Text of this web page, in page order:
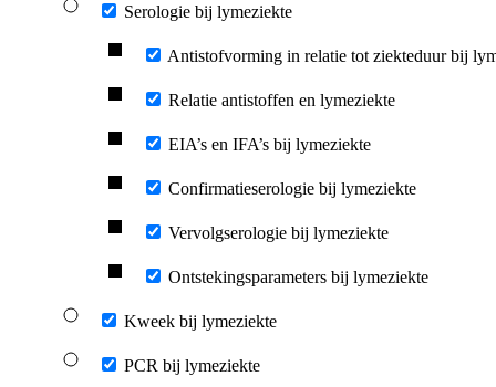
Serologie bij lymeziekte
Antistofvorming in relatie tot ziekteduur bij
Relatie antistoffen en lymeziekte
EIA’s en IFA’s bij lymeziekte
Confirmatieserologie bij lymeziekte
Vervolgserologie bij lymeziekte
Ontstekingsparameters bij lymeziekte
Kweek bij lymeziekte
PCR bij lymeziekte